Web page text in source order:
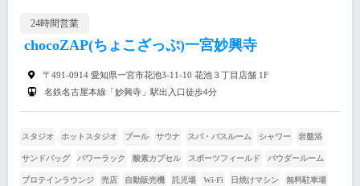
24時間営業
chocoZAP(ちょこざっぷ)一宮妙興寺
〒491-0914 愛知県一宮市花池3-11-10 花池３丁目店舗 1F
名鉄名古屋本線「妙興寺」駅出入口徒歩4分
スタジオ ホットスタジオ プール サウナ スパ・バスルーム シャワー 岩盤浴
サンドバッグ パワーラック 酸素カプセル スポーツフィールド パウダールーム
プロテインラウンジ 売店 自動販売機 託児場 Wi-Fi 日焼けマシン 無料駐車場